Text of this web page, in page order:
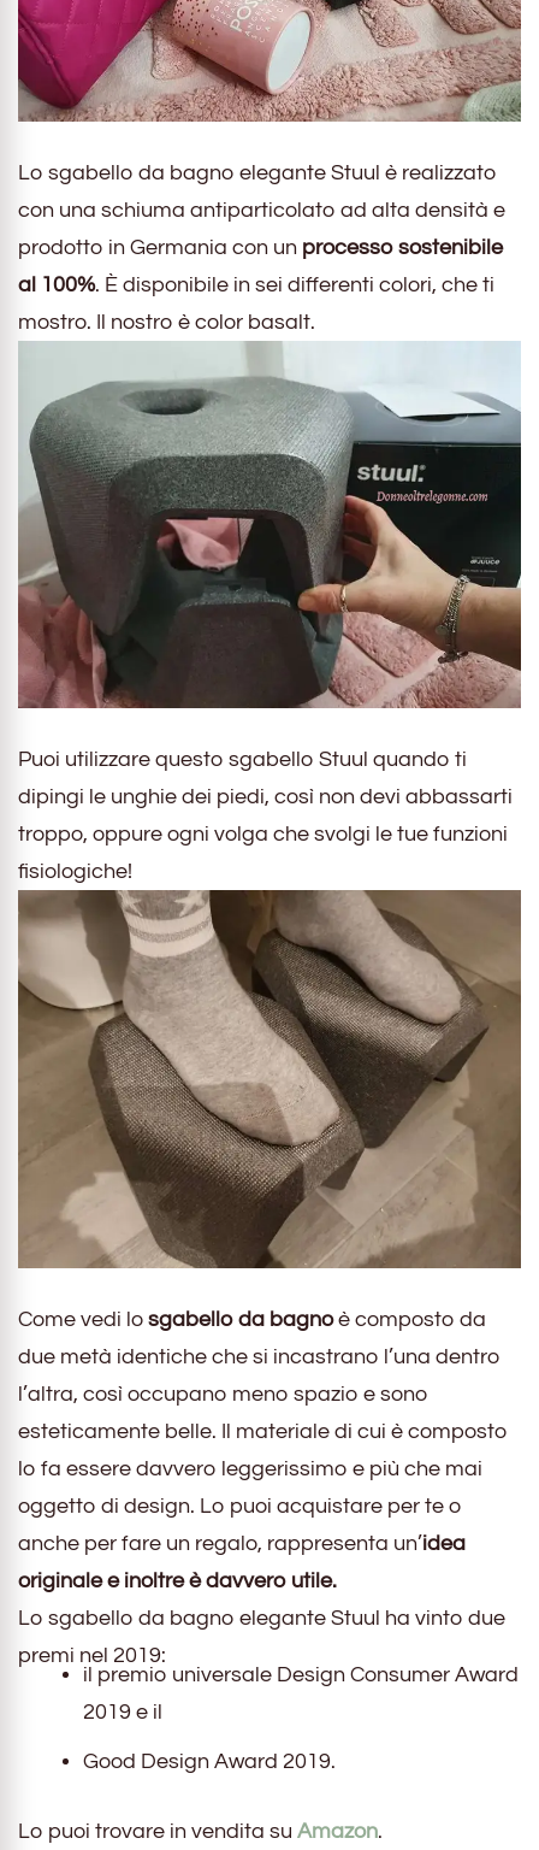
Lo sgabello da bagno elegante Stuul è realizzato
con una schiuma antiparticolato ad alta densità e
prodotto in Germania con un processo sostenibile
al 100%. È disponibile in sei differenti colori, che ti
mostro. Il nostro è color basalt.
Puoi utilizzare questo sgabello Stuul quando ti
dipingi le unghie dei piedi, così non devi abbassarti
troppo, oppure ogni volga che svolgi le tue funzioni
fisiologiche!
Come vedi lo sgabello da bagnoè composto da
due metà identiche che si incastrano l’una dentro
l’altra, così occupano meno spazio e sono
esteticamente belle. Il materiale di cui è composto
lo fa essere davvero leggerissimo e più che mai
oggetto di design. Lo puoi acquistare per te o
anche per fare un regalo, rappresenta un’idea
originale e inoltre è davvero utile.
Lo sgabello da bagno elegante Stuul ha vinto due
premi nel 2019:
il premio universale Design Consumer Award
2019 e il
Good Design Award 2019.
Lo puoi trovare in vendita su Amazon.